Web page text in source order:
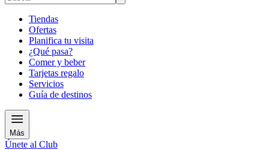
Tiendas
Ofertas
Planifica tu visita
¿Qué pasa?
Comer y beber
Tarjetas regalo
Servicios
Guía de destinos
Más
Únete al Club